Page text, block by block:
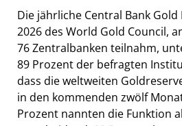
Die jährliche Central Bank Gold
2026 des World Gold Council,
76 Zentralbanken teilnahm,
89 Prozent der befragten
dass die weltweiten
in den kommenden zwölf
Prozent nannten die Funktion